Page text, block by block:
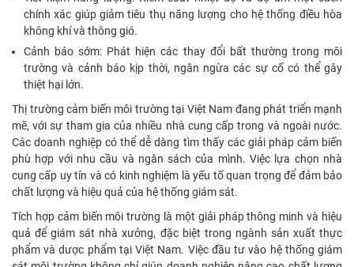
chính xác giúp giảm tiêu thụ năng lượng cho hệ thống điều hòa
không khí và thông gió.
Cảnh báo sớm: Phát hiện các thay đổi bất thường trong môi
trường và cảnh báo kịp thời, ngăn ngừa các sự cố có thể gây
thiệt hại lớn.
Thị trường cảm biến môi trường tại Việt Nam đang phát triển mạnh
mẽ, với sự tham gia của nhiều nhà cung cấp trong và ngoài nước.
Các doanh nghiệp có thể dễ dàng tìm thấy các giải pháp cảm biến
phù hợp với nhu cầu và ngân sách của mình. Việc lựa chọn nhà
cung cấp uy tín và có kinh nghiệm là yếu tố quan trọng để đảm bảo
chất lượng và hiệu quả của hệ thống giám sát.
Tích hợp cảm biến môi trường là một giải pháp thông minh và hiệu
quả để giám sát nhà xưởng, đặc biệt trong ngành sản xuất thực
phẩm và dược phẩm tại Việt Nam. Việc đầu tư vào hệ thống giám